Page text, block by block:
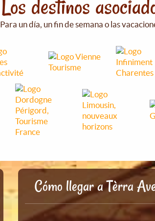
Los destinos
Para un día, un fin de semana o las
Cómo llegar a Tèrra